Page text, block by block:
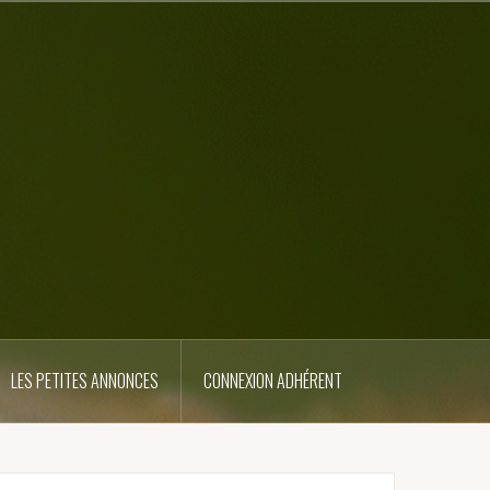
LES PETITES ANNONCES CONNEXION ADHÉRENT